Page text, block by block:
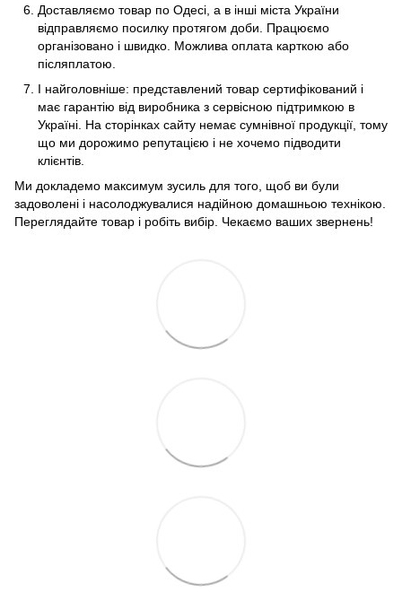
Доставляємо товар по Одесі, а в інші міста України
відправляємо посилку протягом доби. Працюємо
організовано і швидко. Можлива оплата карткою або
післяплатою.
І найголовніше: представлений товар сертифікований і
має гарантію від виробника з сервісною підтримкою в
Україні. На сторінках сайту немає сумнівної продукції, тому
що ми дорожимо репутацією і не хочемо підводити
клієнтів.
Ми докладемо максимум зусиль для того, щоб ви були
задоволені і насолоджувалися надійною домашньою технікою.
Переглядайте товар і робіть вибір. Чекаємо ваших звернень!